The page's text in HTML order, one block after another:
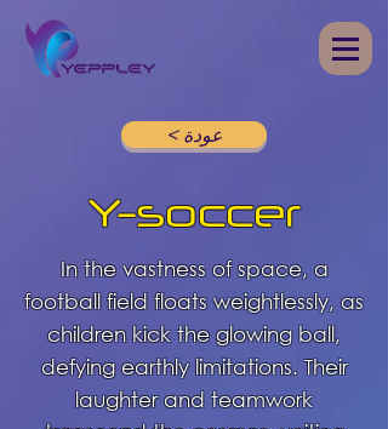
< عودة
Y-soccer
In the vastness of space, a
football field floats weightlessly, as
children kick the glowing ball,
defying earthly limitations. Their
laughter and teamwork